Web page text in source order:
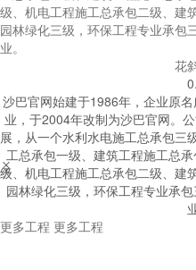
级、机电工程施工总承包二级、建
园林绿化三级，环保工程专业承包
业。
花
沙巴官网始建于1986年，企业原
业，于2004年改制为沙巴官网。
展，从一个水利水电施工总承包三
工总承包一级、建筑工程施工总
级、机电工程施工总承包二级、建
园林绿化三级，环保工程专业承


更多工程 更多工程